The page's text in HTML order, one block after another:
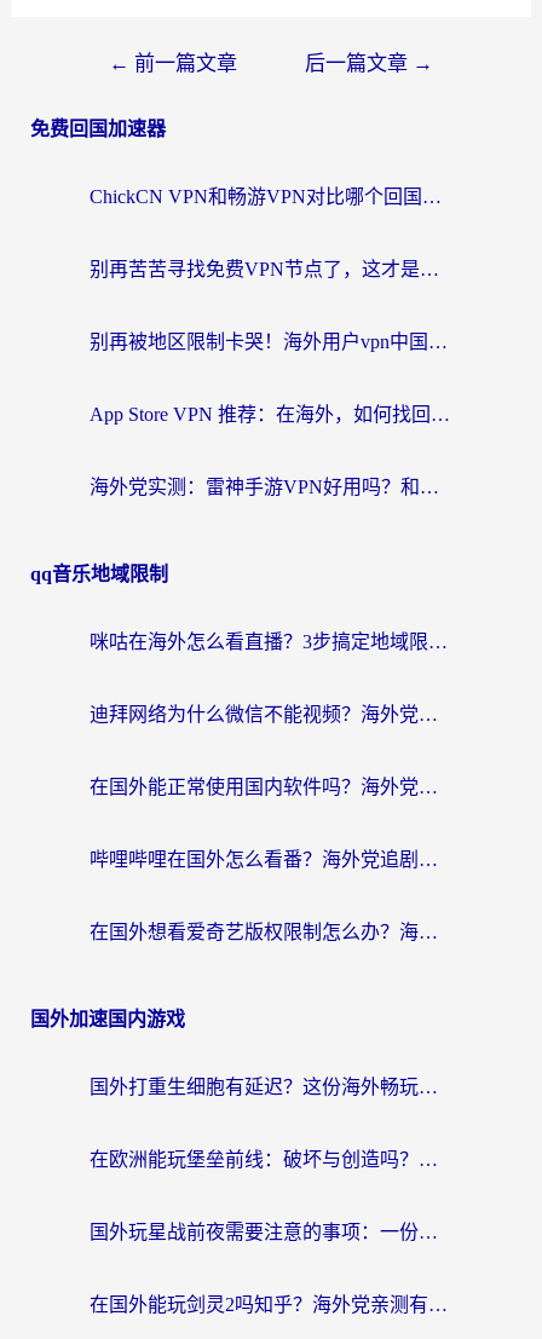
← 前一篇文章 后一篇文章 →
免费回国加速器
ChickCN VPN和畅游VPN对比哪个回国效果更好？海外党必看的回国加速器选择指南
别再苦苦寻找免费VPN节点了，这才是海外访问国内资源的正确姿势
别再被地区限制卡哭！海外用户vpn中国下载全攻略，无缝刷剧办公社交
App Store VPN 推荐：在海外，如何找回那扇回家的“任意门”？
海外党实测：雷神手游VPN好用吗？和闪电VPN对比哪个回国效果更好？附小众工具深度测评
qq音乐地域限制
咪咕在海外怎么看直播？3步搞定地域限制，还能畅看腾讯视频与国内热剧
迪拜网络为什么微信不能视频？海外党必看的回国加速全攻略
在国外能正常使用国内软件吗？海外党亲测有效的无缝访问指南
哔哩哔哩在国外怎么看番？海外党追剧看片的终极解决方案
在国外想看爱奇艺版权限制怎么办？海外华人必看的追剧自由指南
国外加速国内游戏
国外打重生细胞有延迟？这份海外畅玩国服游戏加速器终极指南请收好
在欧洲能玩堡垒前线：破坏与创造吗？海外党国服游戏不卡顿的秘密
国外玩星战前夜需要注意的事项：一份来自老玩家的网络生存指南
在国外能玩剑灵2吗知乎？海外党亲测有效的国服游戏加速指南